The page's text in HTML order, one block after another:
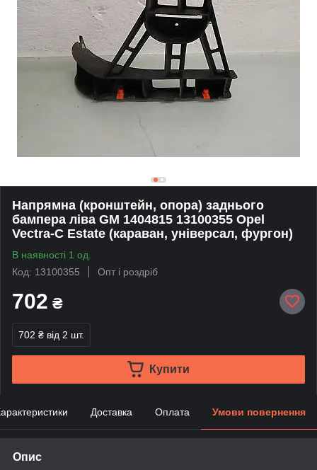
Напрямна (кронштейн, опора) заднього
бампера ліва GM 1404815 13100355 Opel
Vectra-C Estate (караван, універсал, фургон)
В наявності 1 од.
Код: 13100355
Опт і роздріб
702 ₴
702 ₴ від 2 шт.
Купити
Доставка Оплата Умови повернення
Опис